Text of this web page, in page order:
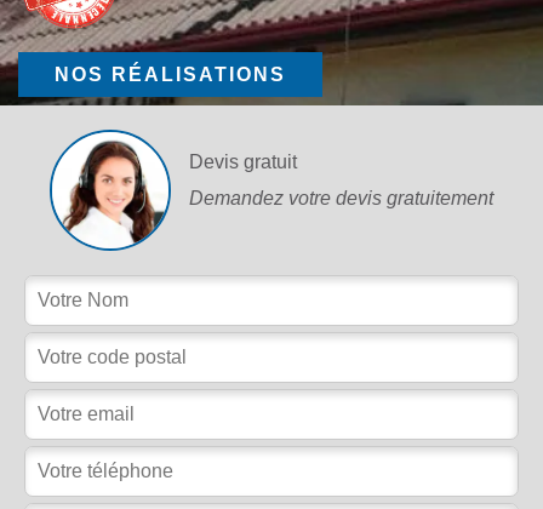
NOS RÉALISATIONS
Devis gratuit
Demandez votre devis gratuitement